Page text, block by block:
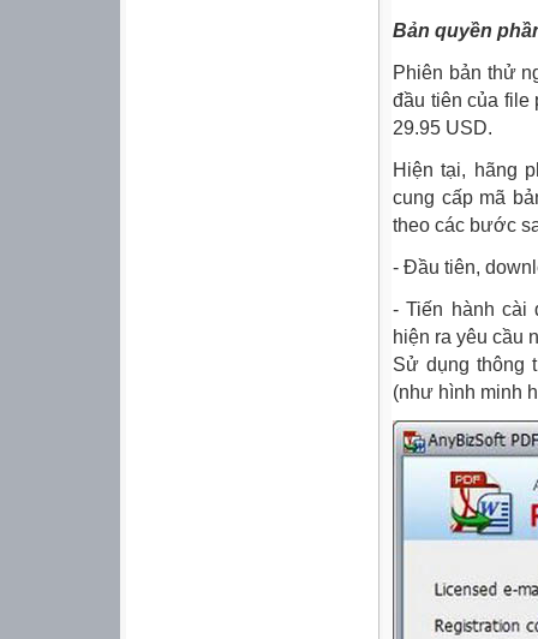
Bản quyền
Phiên bản thử
đầu tiên của file
29.95 USD.
Hiện tại, hãng
cung cấp mã
theo các bước
- Đầu tiên,
- Tiến hành cài
hiện ra yêu cầu
Sử dụng thông
(như hình minh